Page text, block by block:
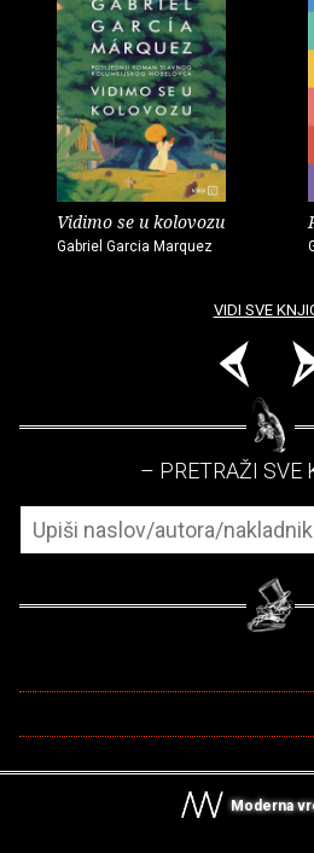
Vidimo se u kolovozu
Gabriel Garcia Marquez
VIDI SVE
– PRETRAŽI SVE
Moderna